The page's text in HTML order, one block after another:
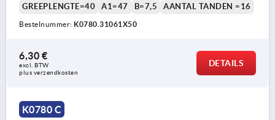
GREEPLENGTE=40
A1=47 B=7,5 AANTAL TANDEN =16
Bestelnummer: K0780.31061X50
6,30 €
excl. BTW
plus verzendkosten
DETAILS
K0780 C